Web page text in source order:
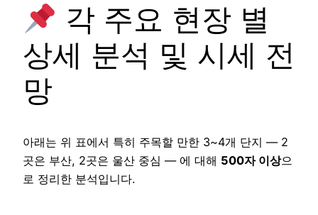
각 주요 현장 별
상세 분석 및 시세 전
망
아래는 위 표에서 특히 주목할 만한 3~4개 단지 — 2
곳은 부산, 2곳은 울산 중심 — 에 대해 500자 이상으
로 정리한 분석입니다.